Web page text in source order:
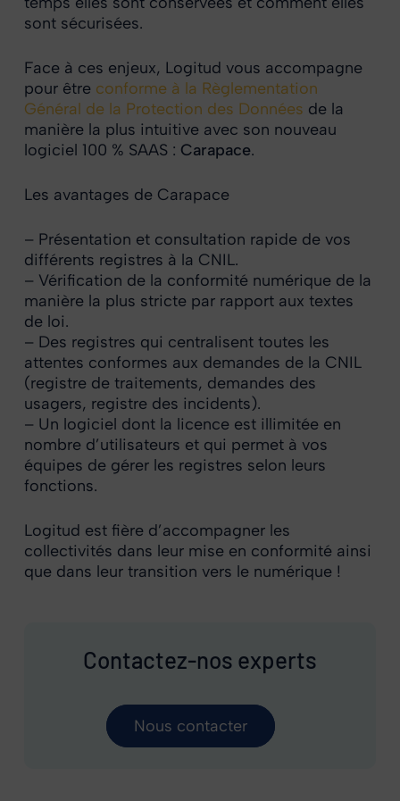
sont sécurisées.
Face à ces enjeux, Logitud vous accompagne
pour être conforme à la Règlementation
Général de la Protection des Données de la
manière la plus intuitive avec son nouveau
logiciel 100 % SAAS : Carapace.
Les avantages de Carapace
– Présentation et consultation rapide de vos
différents registres à la CNIL.
– Vérification de la conformité numérique de la
manière la plus stricte par rapport aux textes
de loi.
– Des registres qui centralisent toutes les
attentes conformes aux demandes de la CNIL
(registre de traitements, demandes des
usagers, registre des incidents).
– Un logiciel dont la licence est illimitée en
nombre d’utilisateurs et qui permet à vos
équipes de gérer les registres selon leurs
fonctions.
Logitud est fière d’accompagner les
collectivités dans leur mise en conformité ainsi
que dans leur transition vers le numérique !
Contactez-nos experts
Nous contacter